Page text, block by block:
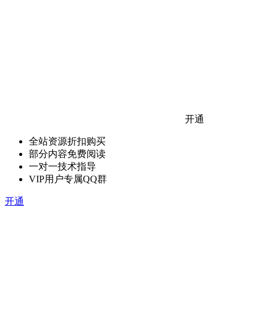
开通
全站资源折扣购买
部分内容免费阅读
一对一技术指导
VIP用户专属QQ群
开通